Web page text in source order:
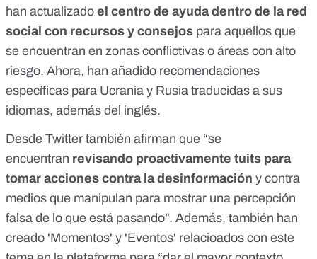
han actualizado el centro de ayuda dentro de la red
social con recursos y consejos para aquellos que
se encuentran en zonas conflictivas o áreas con alto
riesgo. Ahora, han añadido recomendaciones
específicas para Ucrania y Rusia traducidas a sus
idiomas, además del inglés.
Desde Twitter también afirman que “se
encuentran revisando proactivamente tuits para
tomar acciones contra la desinformación y contra
medios que manipulan para mostrar una percepción
falsa de lo que está pasando”. Además, también han
creado 'Momentos' y 'Eventos' relacioados con este